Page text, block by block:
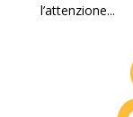
l’attenzione...